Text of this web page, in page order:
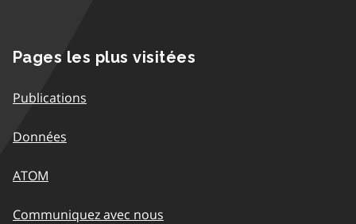
Pages les plus visitées
Publications
Données
ATOM
Communiquez avec nous